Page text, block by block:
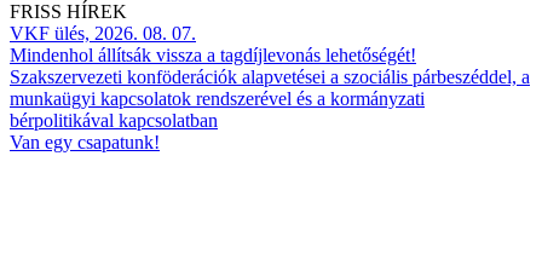
FRISS HÍREK
VKF ülés, 2026. 08. 07.
Mindenhol állítsák vissza a tagdíjlevonás lehetőségét!
Szakszervezeti konföderációk alapvetései a szociális párbeszéddel, a
munkaügyi kapcsolatok rendszerével és a kormányzati
bérpolitikával kapcsolatban
Van egy csapatunk!